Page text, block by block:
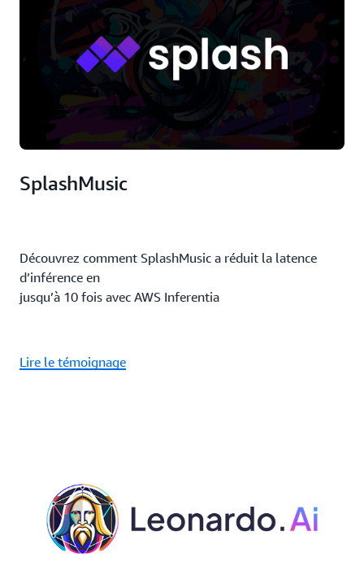
SplashMusic
Découvrez comment SplashMusic a réduit la latence
d’inférence en
jusqu’à 10 fois avec AWS Inferentia
Lire le témoignage